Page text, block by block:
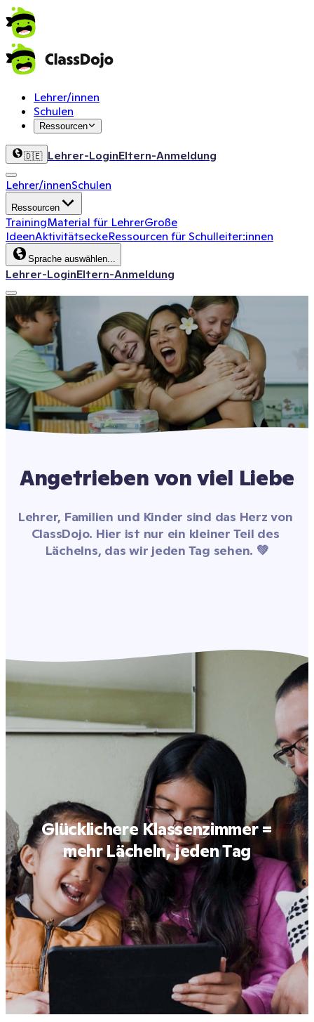
Lehrer/innen
Schulen
Ressourcen
🇩🇪 Lehrer-LoginEltern-Anmeldung
Lehrer/innenSchulen
Ressourcen
TrainingMaterial für LehrerGroße
IdeenAktivitätseckeRessourcen für Schulleiter:innen
Sprache auswählen...
Lehrer-LoginEltern-Anmeldung
Angetrieben von viel Liebe
Lehrer, Familien und Kinder sind das Herz von
ClassDojo. Hier ist nur ein kleiner Teil des
Lächelns, das wir jeden Tag sehen. 💚
Glücklichere Klassenzimmer =
mehr Lächeln, jeden Tag